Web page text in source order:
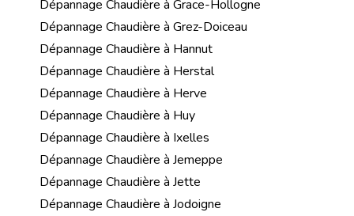
Dépannage Chaudière à Grace-Hollogne
Dépannage Chaudière à Grez-Doiceau
Dépannage Chaudière à Hannut
Dépannage Chaudière à Herstal
Dépannage Chaudière à Herve
Dépannage Chaudière à Huy
Dépannage Chaudière à Ixelles
Dépannage Chaudière à Jemeppe
Dépannage Chaudière à Jette
Dépannage Chaudière à Jodoigne